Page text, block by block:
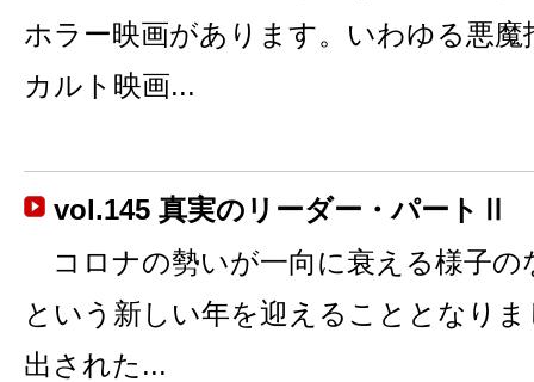
ホラー映画があります。いわゆる悪
カルト映画...
vol.145 真実のリーダー・パートⅡ
コロナの勢いが一向に衰える様子の
という新しい年を迎えることとなり
出された...